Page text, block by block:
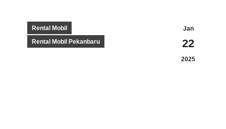
Jan
22
2025
Rental Mobil
Rental Mobil Pekanbaru